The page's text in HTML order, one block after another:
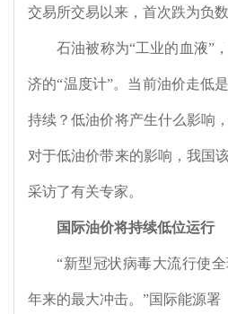
交易所交易以来，首次跌为负数
石油被称为“工业的血液”
济的“温度计”。当前油价走低
持续？低油价将产生什么影响
对于低油价带来的影响，我国
采访了有关专家。
国际油价将持续低位运行
“新型冠状病毒大流行使
年来的最大冲击。”国际能源署